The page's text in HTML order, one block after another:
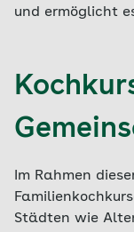
und ermöglicht
Im Rahmen
Städten wie